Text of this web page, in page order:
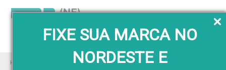
FIXE SUA MARCA NO
NORDESTE E
Menu
Home